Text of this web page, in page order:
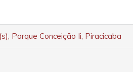
Parque Conceição Ii, Piracicaba